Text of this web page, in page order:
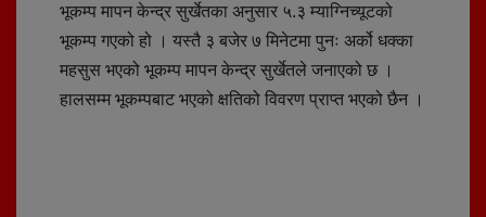
भूकम्प मापन केन्द्र सुर्खेतका अनुसार ५.३ म्याग्निच्यूटको
भूकम्प गएको हो । यस्तै ३ बजेर ७ मिनेटमा पुनः अर्को धक्का
महसुस भएको भूकम्प मापन केन्द्र सुर्खेतले जनाएको छ ।
हालसम्म भूकम्पबाट भएको क्षतिको विवरण प्राप्त भएको छैन ।